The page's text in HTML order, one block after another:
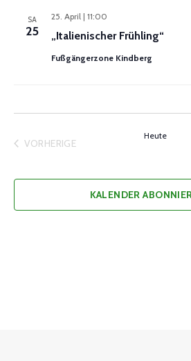
SA
25 „Italienischer Frühling“
25. April | 11:00
Fußgängerzone Kindberg
VORHERIGE
Heute
KALENDER